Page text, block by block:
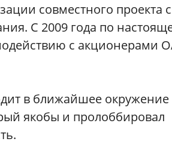
совместного проекта с
С 2009 года по
с акционерами
в ближайшее окружение
якобы и пролоббировал